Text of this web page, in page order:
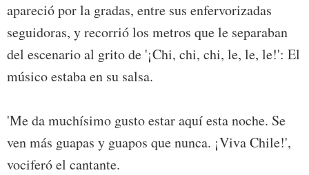
apareció por la gradas, entre sus enfervorizadas
seguidoras, y recorrió los metros que le separaban
del escenario al grito de '¡Chi, chi, chi, le, le, le!': El
músico estaba en su salsa.
'Me da muchísimo gusto estar aquí esta noche. Se
ven más guapas y guapos que nunca. ¡Viva Chile!',
vociferó el cantante.